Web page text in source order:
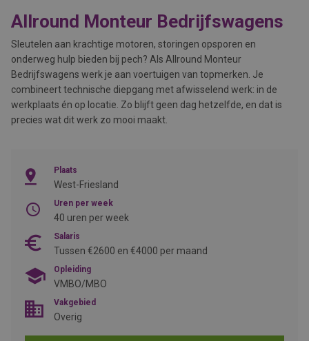
Allround Monteur Bedrijfswagens
Sleutelen aan krachtige motoren, storingen opsporen en
onderweg hulp bieden bij pech? Als Allround Monteur
Bedrijfswagens werk je aan voertuigen van topmerken. Je
combineert technische diepgang met afwisselend werk: in de
werkplaats én op locatie. Zo blijft geen dag hetzelfde, en dat is
precies wat dit werk zo mooi maakt.
Plaats
West-Friesland
Uren per week
40 uren per week
Salaris
Tussen €2600 en €4000 per maand
Opleiding
VMBO/MBO
Vakgebied
Overig